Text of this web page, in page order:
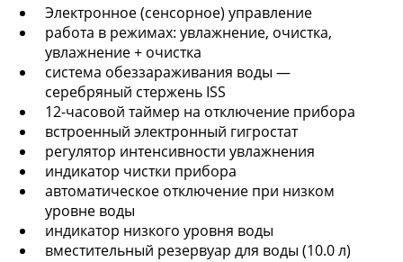
Электронное (сенсорное) управление
работа в режимах: увлажнение, очистка,
увлажнение + очистка
система обеззараживания воды —
серебряный стержень ISS
12-часовой таймер на отключение прибора
встроенный электронный гигростат
регулятор интенсивности увлажнения
индикатор чистки прибора
автоматическое отключение при низком
уровне воды
индикатор низкого уровня воды
вместительный резервуар для воды (10.0 л)